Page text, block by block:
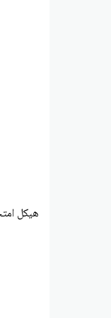
هيكل